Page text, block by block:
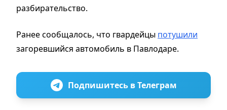
разбирательство.
Ранее сообщалось, что гвардейцы потушили
загоревшийся автомобиль в Павлодаре.
Подпишитесь в Телеграм